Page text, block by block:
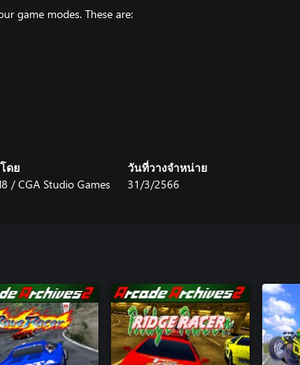
game modes. These are:
handling engine brings modern racing sensibilities and
on the track.
including high-performance race cars and muscle
the two car classes has five variations; five different
touring, rally and cigar) and five muscle cars with
to the noughties. Each car handles uniquely, making
find the best lines and breaking points for each vehicle.
ดย
/ CGA Studio Games
วันที่วางจำหน่าย
31/3/2566